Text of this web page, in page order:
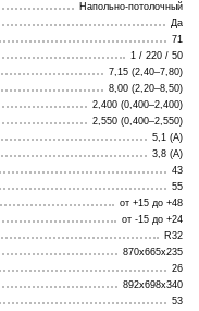
Напольно-потолочный
Да
71
1 / 220 / 50
7,15 (2,40–7,80)
8,00 (2,20–8,50)
2,400 (0,400–2,400)
2,550 (0,400–2,550)
5,1 (A)
3,8 (A)
43
55
от +15 до +48
от -15 до +24
R32
870x665x235
26
892x698x340
53